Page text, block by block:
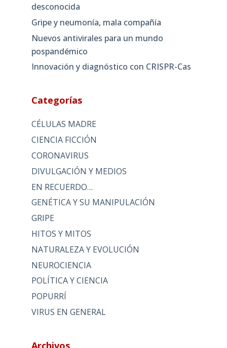
desconocida
Gripe y neumonía, mala compañía
Nuevos antivirales para un mundo
pospandémico
Innovación y diagnóstico con CRISPR-Cas
Categorías
CÉLULAS MADRE
CIENCIA FICCIÓN
CORONAVIRUS
DIVULGACIÓN Y MEDIOS
EN RECUERDO…
GENÉTICA Y SU MANIPULACIÓN
GRIPE
HITOS Y MITOS
NATURALEZA Y EVOLUCIÓN
NEUROCIENCIA
POLÍTICA Y CIENCIA
POPURRÍ
VIRUS EN GENERAL
Archivos